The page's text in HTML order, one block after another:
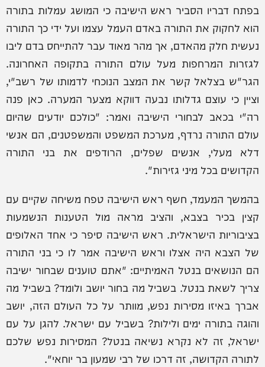
בפתח דבריו הסביר ראש הישיבה כי המושג עמלות בתורה
הוא לחקוק את התורה באדם העמל עצמו ועל ידי כך התורה
נעשית חלק מהאדם, אך מהר מאוד עבר להתייחס בדם ליבו
לגזרות המרחפות מעל עולם התורה בתקופה האחרונה.
הגר"ש בצלאל קשר את המצב הנוכחי לדמותו של רשב"י,
וציין כי עוצם גדלותו נבעה דווקא מצער המערה. כאן פנה
רה"י בכאב לבחורי הישיבה ואמר: "כולכם יודעים שהיום
עולם התורה נרדף, מערכת המשפט והמשפטנים, הם אנשי
דלא מעלי, אנשים שפלים, הרודפים את בני התורה
הקדושים בכל מיני גזירות".
בהמשך המעמד, חשף ראש הישיבה טפח משיחה שקיים עם
קצין בכיר בצבא, והציב מראה מול הטענות הנשמעות
בציבוריות הישראלית. ראש הישיבה סיפר כי אחד האלופים
של הצבא היה אצלו וראש הישיבה אמר לו כי בני התורה
הם הנושאים בנטל האמיתיים: "אתם טוענים שבחור ישיבה
צריך לשאת בנטל. בשביל מה בחור יושב ולומד? בשביל מה
אברך באיזו מסירות נפש, מוותר על כל העולם הזה, יושב
והוגה בתורה ימים ולילות? בשביל עם ישראל. להגן על עם
ישראל, זה לא נקרא נשיאה בנטל? המסירות נפש שלכם
לתורה הקדושה, זה דרכו של רבי שמעון בר יוחאי".